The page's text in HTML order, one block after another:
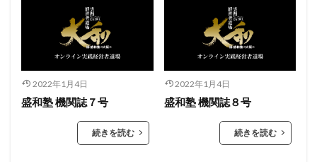
2022年1月4日
盛和塾 機関誌７号
続きを読む
2022年1月4日
盛和塾 機関誌８号
続きを読む